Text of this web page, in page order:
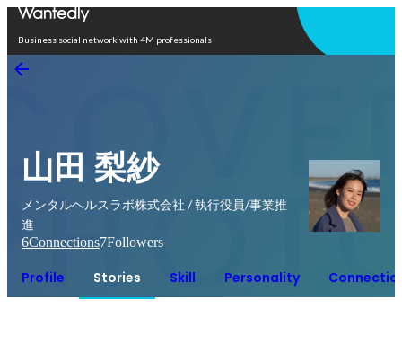
Business social network with 4M professionals
山田 梨紗
メンタルヘルスラボ株式会社 / 執行役員/事業推
進
6Connections7Followers
Profile Stories Skill Personality